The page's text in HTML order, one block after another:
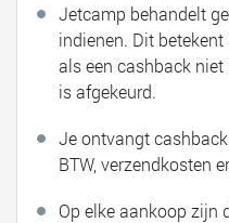
Jetcamp behandelt
indienen. Dit
als een cashback
is afgekeurd.
Je ontvangt
BTW, verzendkosten
Op elke aankoop zijn